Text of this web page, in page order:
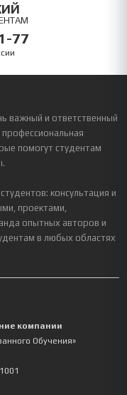
77
важный и ответственный
помогут студентам
консультация и
проектами,
опытных авторов и
в любых областях
компании
Обучения»